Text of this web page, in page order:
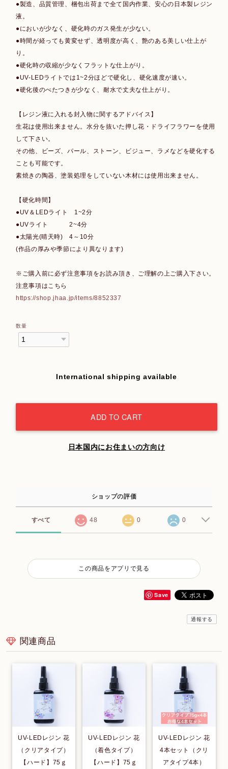
●製造、品質管理、梱包出荷まで全て国内作業、安心の日本製レジン
液。
●においが少なく、硬化時のガス発生が少ない。
●時間が経っても黄変せず、透明度が高く、艶のある美しい仕上が
り。
●硬化時の収縮が少なくフラットな仕上がり。
●UV-LEDライトでは1~2分ほどで硬化し、硬化速度が速い。
●硬化後のべたつきが少なく、耐水で丈夫な仕上がり。
【レジン液に入れる封入物に関するアドバイス】
生花は使用出来ません。水分を抜いた押し花・ドライフラワーを使用
して下さい。
その他、ビーズ、パール、ストーン、ビジュー、ラメなどを硬化する
ことも可能です。
素焼きの陶器、塗装処理をしていない木材には使用出来ません。
【硬化時間】
●UV＆LEDライト 1~2分
●UVライト 2~4分
●太陽光(晴天時) 4～10分
(作品の厚みや季節により異なります)
※ご購入前に必ず注意事項をお読み頂き、ご理解の上ご購入下さい。
注意事項はこちら
https://shop.jhaa.jp/items/8852337
数量
International shipping available
ADD TO CART
日本国内にお住まいの方向け
ショップの評価
すべて 48 0 0
この商品をアプリで見る
Save
通報する
関連商品
UV-LEDレジン 花
（クリアタイプ）
【ハード】75ｇ
UV-LEDレジン 花
（着色タイプ）
【ハード】75ｇ
UV-LEDレジン 花
4本セット（クリ
アタイプ4本）